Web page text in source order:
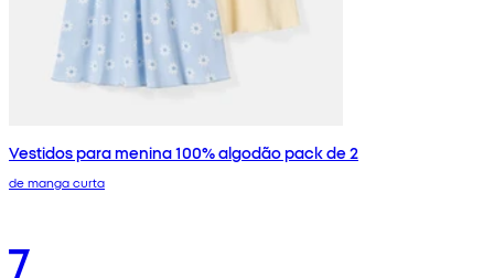
Vestidos para menina 100% algodão pack de 2
de manga curta
7